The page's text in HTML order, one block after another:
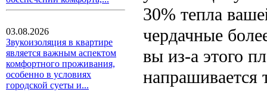
03.08.2026
Звукоизоляция в квартире
является важным аспектом
комфортного проживания,
особенно в условиях
городской суеты и...
30% тепла
чердачные
вы из-а этого
напрашивается